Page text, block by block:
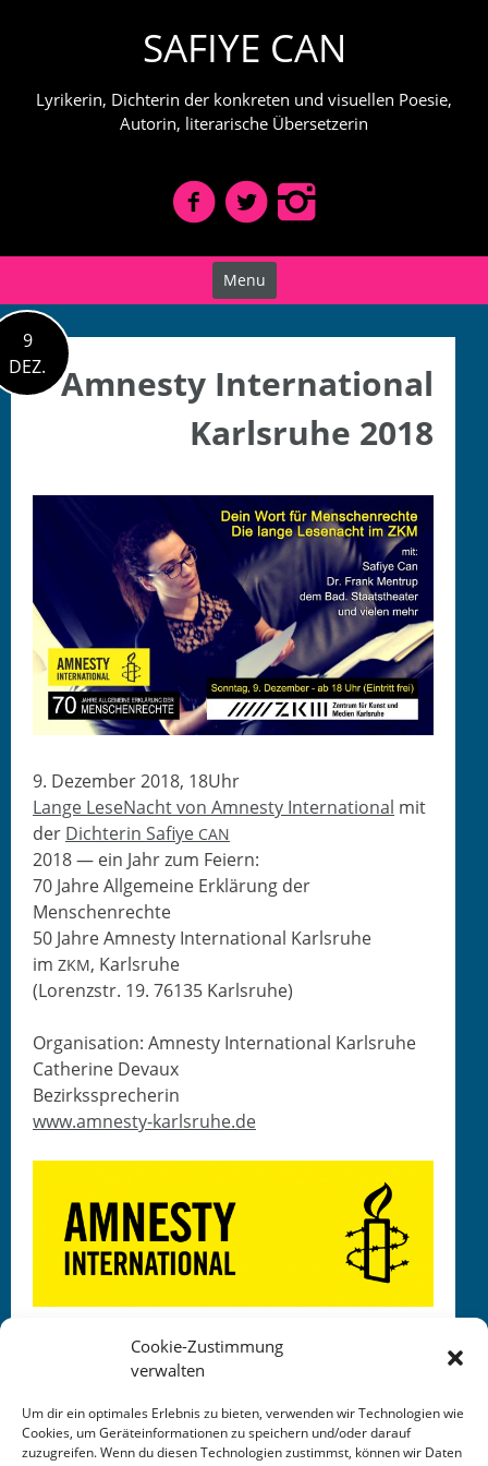
Cookie-Zustimmung
verwalten
Um dir ein optimales Erlebnis zu bieten, verwenden wir Technologien wie
Cookies, um Geräteinformationen zu speichern und/oder darauf
zuzugreifen. Wenn du diesen Technologien zustimmst, können wir Daten
SAFIYE CAN
Lyrikerin, Dichterin der konkreten und visuellen Poesie,
Autorin, literarische Übersetzerin
Menu
9
DEZ.
Amnesty International
Karlsruhe 2018
9. Dezem­ber 2018, 18Uhr
Lange Lese­Nacht von Amnesty Inter­na­tion­al mit
der Dich­terin Safiye CAN
2018 — ein Jahr zum Feiern:
70 Jahre All­ge­meine Erk­lärung der
Menschenrechte
50 Jahre Amnesty Inter­na­tion­al Karlsruhe
im ZKM, Karlsruhe
(Loren­zstr. 19. 76135 Karlsruhe)
Organ­i­sa­tion: Amnesty Inter­na­tion­al Karlsruhe
Cather­ine Devaux
Bezirkssprecherin
www.amnesty-karlsruhe.de